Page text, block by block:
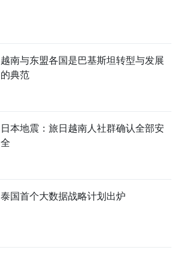
越南与东盟各国是巴基斯坦转型与发展
的典范
日本地震：旅日越南人社群确认全部安
全
泰国首个大数据战略计划出炉